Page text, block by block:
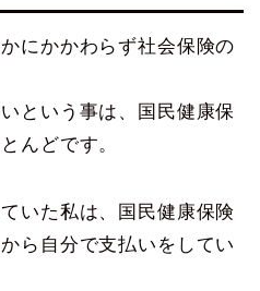
にかかわらず社会保険の
という事は、国民健康保
んどです。
いた私は、国民健康保険
ら自分で支払いをしてい